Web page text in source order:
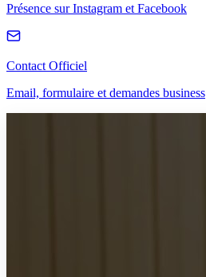
Présence sur Instagram et Facebook
Contact Officiel
Email, formulaire et demandes business